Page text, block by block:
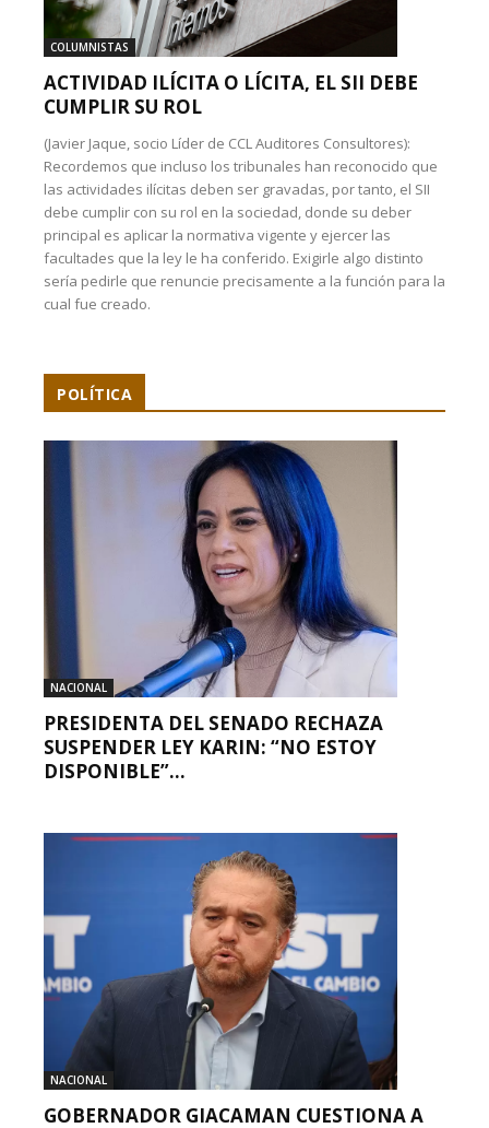
COLUMNISTAS
ACTIVIDAD ILÍCITA O LÍCITA, EL SII DEBE
CUMPLIR SU ROL
(Javier Jaque, socio Líder de CCL Auditores Consultores):
Recordemos que incluso los tribunales han reconocido que
las actividades ilícitas deben ser gravadas, por tanto, el SII
debe cumplir con su rol en la sociedad, donde su deber
principal es aplicar la normativa vigente y ejercer las
facultades que la ley le ha conferido. Exigirle algo distinto
sería pedirle que renuncie precisamente a la función para la
cual fue creado.
POLÍTICA
NACIONAL
PRESIDENTA DEL SENADO RECHAZA
SUSPENDER LEY KARIN: “NO ESTOY
DISPONIBLE”...
NACIONAL
GOBERNADOR GIACAMAN CUESTIONA A